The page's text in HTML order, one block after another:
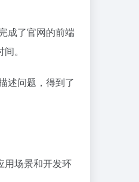
成了官网的前端
。​
述问题，得到了
用场景和开发环